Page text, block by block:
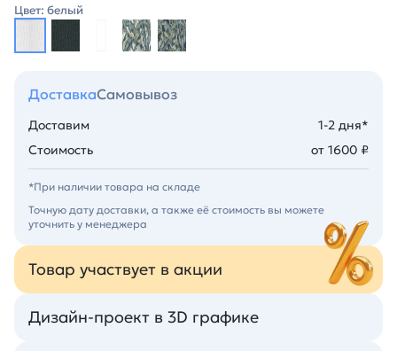
Цвет: белый
ДоставкаСамовывоз
Доставим
1-2 дня*
Стоимость
от 1600 ₽
*При наличии товара на складе
Точную дату доставки, а также её стоимость вы можете
уточнить у менеджера
Товар участвует в акции
Дизайн-проект в 3D графике